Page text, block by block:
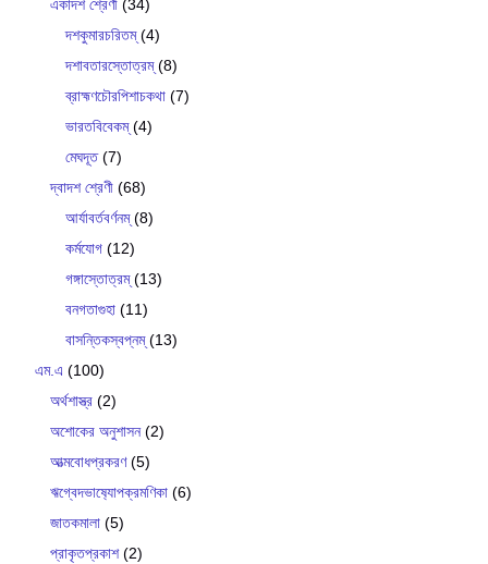
একাদশ শ্রেণী (34)
দশকুমারচরিতম্(4)
দশাবতারস্তোত্রম্(8)
ব্রাহ্মণচৌরপিশাচকথা (7)
ভারতবিবেকম্(4)
মেঘদূত(7)
দ্বাদশ শ্রেণী (68)
আর্যাবর্তবর্ণনম্(8)
কর্মযোগ (12)
গঙ্গাস্তোত্রম্(13)
বনগতাগুহা (11)
বাসন্তিকস্বপ্নম্(13)
এম.এ (100)
অর্থশাস্ত্র (2)
অশোকের অনুশাসন(2)
আত্মবোধপ্রকরণ(5)
ঋগ্বেদভাষ‍্যোপক্রমণিকা (6)
জাতকমালা (5)
প্রাকৃতপ্রকাশ(2)